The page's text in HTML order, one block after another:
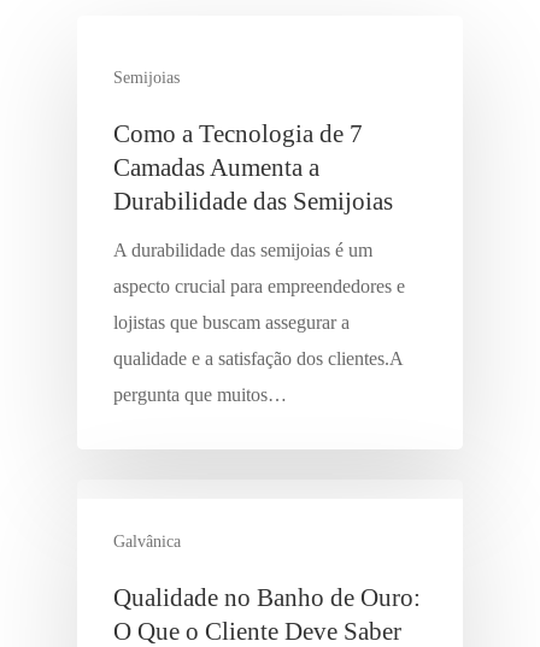
Semijoias
Como a Tecnologia de 7
Camadas Aumenta a
Durabilidade das Semijoias
A durabilidade das semijoias é um
aspecto crucial para empreendedores e
lojistas que buscam assegurar a
qualidade e a satisfação dos clientes.A
pergunta que muitos…
Galvânica
Qualidade no Banho de Ouro:
O Que o Cliente Deve Saber